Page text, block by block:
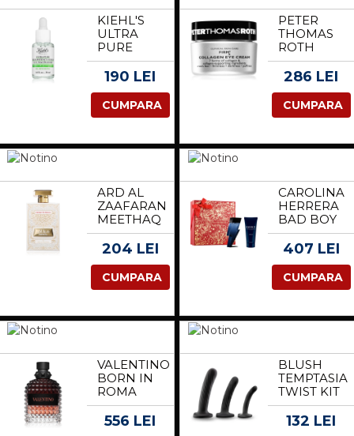
NEGRE
100 ML
KIEHL'S
ULTRA
PURE
HIGH-
POTENCY
5.0%
NIACINAMIDE
CONCENTRAT
PENTRU
190 LEI
CUMPARA
PETER
THOMAS
ROTH
FIRMX
COLLAGEN
CREAM
CREMA
OCHI CU
COLAGEN
286 LEI
CUMPARA
ARD AL
ZAAFARAN
MEETHAQ
EXTRAIT
DE
EAU DE
PARFUM
100 ML
204 LEI
CUMPARA
CAROLINA
HERRERA
BAD BOY
COBALT
SET
PENTRU
BARBATI
407 LEI
CUMPARA
VALENTINO
BORN IN
ROMA
CORAL
FANTASY
556 LEI
BLUSH
TEMPTASIA
TWIST KIT
SET OF
THREE
132 LEI